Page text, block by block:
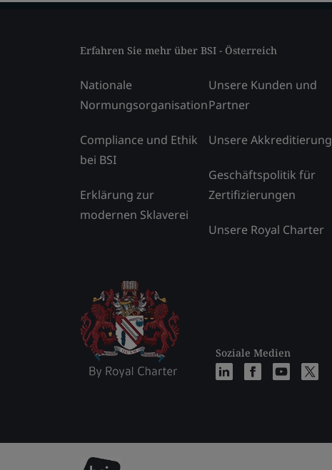
Erfahren Sie mehr über BSI - Österreich
Nationale
Normungsorganisation
Compliance und Ethik
bei BSI
Erklärung zur
modernen Sklaverei
Unsere Kunden und
Partner
Unsere Akkreditierung
Geschäftspolitik für
Zertifizierungen
Unsere Royal Charter
Soziale Medien